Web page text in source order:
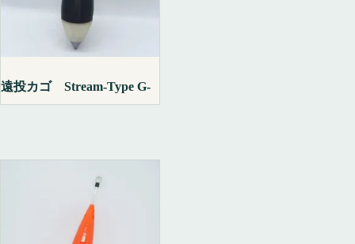
遠投カゴ Stream-Type G-